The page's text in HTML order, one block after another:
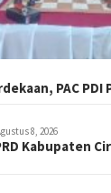
PAC
8, 2026
Kabupaten